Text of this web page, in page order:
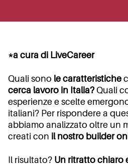
*a cura di LiveCareer
Quali sono le caratteristiche
cerca lavoro in Italia?Quali
esperienze e scelte
italiani? Per rispondere a
abbiamo analizzato oltre un
creati con il nostro builder
Il risultato? Un ritratto chiaro